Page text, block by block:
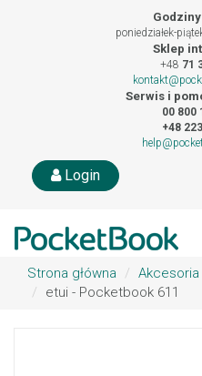
poniedziałek-
Sklep
+48 71
Serwis i
00 800
+48
Login
Strona główna
etui - Pocketbook 611